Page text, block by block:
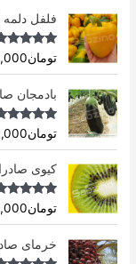
فلفل
Rated4.96
out of 5
تومان
بادمجان
Rated4.75
out of 5
تومان
کیوی
Rated4.75
out of 5
تومان
خرمای